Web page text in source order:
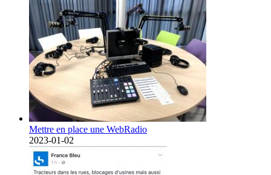
Mettre en place une WebRadio
2023-01-02